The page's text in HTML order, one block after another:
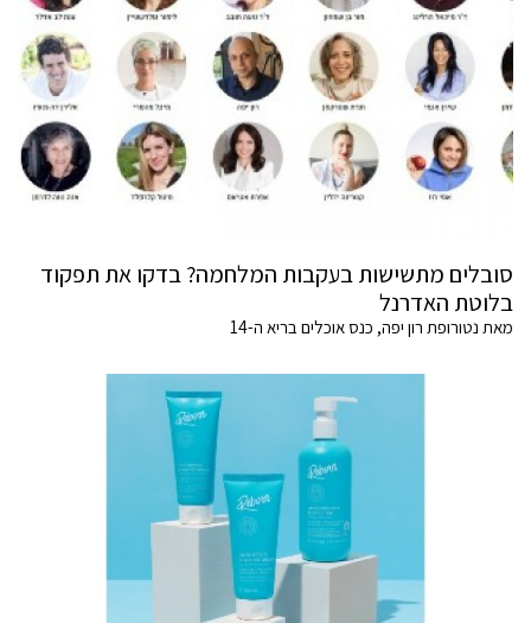
סובלים מתשישות בעקבות המלחמה? בדקו את תפקוד
בלוטת האדרנל
מאת נטורופת רון יפה, כנס אוכלים בריא ה-14